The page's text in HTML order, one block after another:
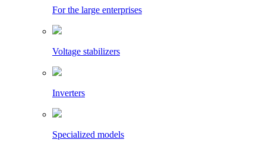
For the large enterprises
Voltage stabilizers
Inverters
Specialized models